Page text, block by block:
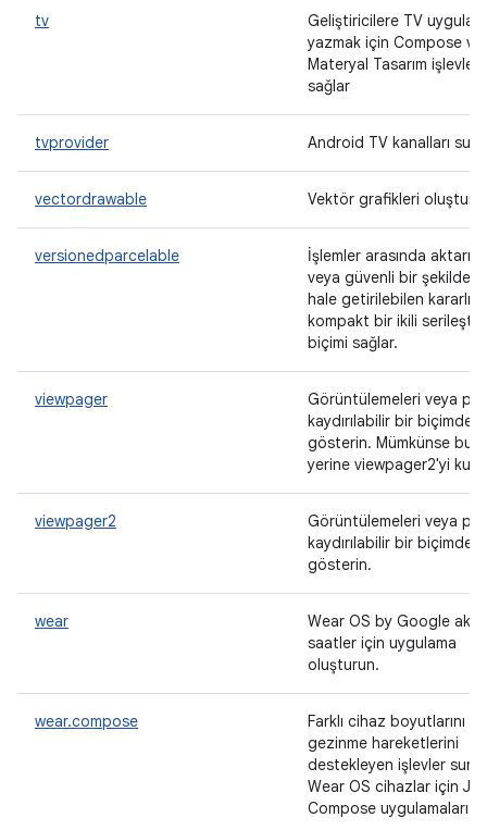
tv
Geliştiricilere TV
yazmak için Compose ve
Materyal Tasarım işlevleri
sağlar
tvprovider Android TV kanalları
vectordrawable Vektör grafikleri
versionedparcelable
İşlemler arasında
veya güvenli bir şekilde
hale getirilebilen kararlı
kompakt bir ikili
biçimi sağlar.
viewpager
Görüntülemeleri veya
kaydırılabilir bir biçimde
gösterin. Mümkünse
yerine viewpager2'yi
viewpager2
Görüntülemeleri veya
kaydırılabilir bir biçimde
gösterin.
wear
Wear OS by Google akıllı
saatler için uygulama
oluşturun.
wear.compose
Farklı cihaz boyutlarını ve
gezinme hareketlerini
destekleyen işlevler
Wear OS cihazlar için
Compose uygulamaları